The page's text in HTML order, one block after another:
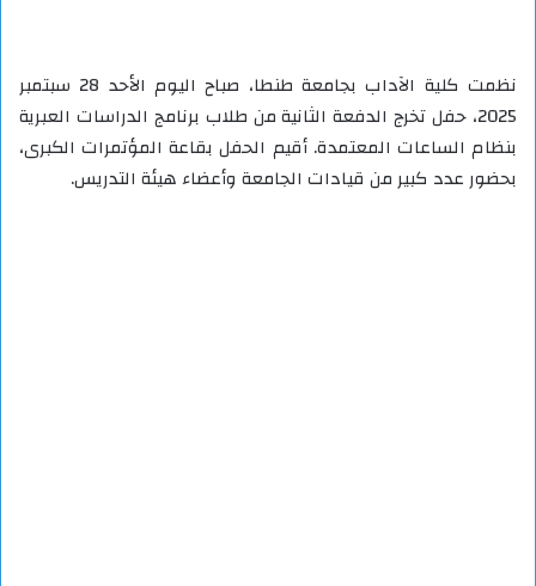
نظمت كلية الآداب بجامعة طنطا، صباح اليوم الأحد 28 سبتمبر
2025، حفل تخرج الدفعة الثانية من طلاب برنامج الدراسات العبرية
بنظام الساعات المعتمدة. أقيم الحفل بقاعة المؤتمرات الكبرى،
بحضور عدد كبير من قيادات الجامعة وأعضاء هيئة التدريس.